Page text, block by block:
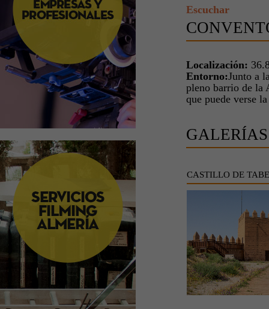
Escuchar
Localización:
Entorno:Junto a
pleno barrio de la
que puede verse
CASTILLO DE